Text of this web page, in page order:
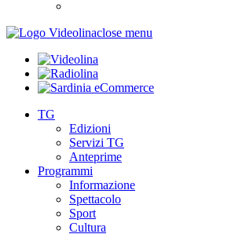
close menu
TG
Edizioni
Servizi TG
Anteprime
Programmi
Informazione
Spettacolo
Sport
Cultura